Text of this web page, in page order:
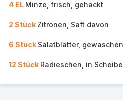
4 EL Minze, frisch, gehackt
2 Stück Zitronen, Saft davon
6 Stück Salatblätter,
12 Stück Radieschen, in